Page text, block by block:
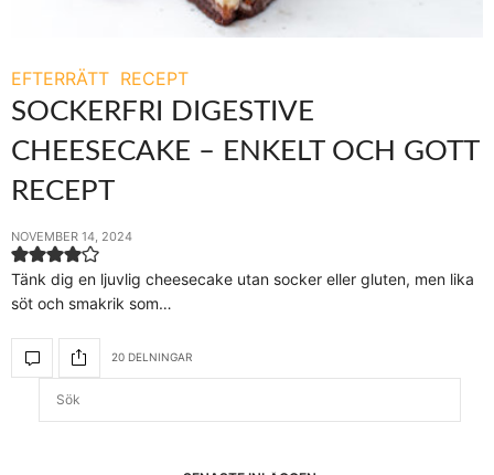
EFTERRÄTT RECEPT
SOCKERFRI DIGESTIVE
CHEESECAKE – ENKELT OCH GOTT
RECEPT
NOVEMBER 14, 2024
Tänk dig en ljuvlig cheesecake utan socker eller gluten, men lika
söt och smakrik som…
20 DELNINGAR